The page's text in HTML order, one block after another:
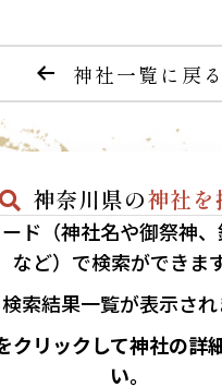
神社一覧に戻る
神奈川県の神社を
ド（神社名や御祭神、
など）で検索ができます
検索結果一覧が表示され
クリックして神社の詳
い。